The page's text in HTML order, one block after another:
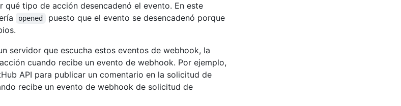
qué tipo de acción desencadenó el evento. En este
opened
puesto que el evento se desencadenó porque
servidor que escucha estos eventos de webhook, la
cuando recibe un evento de webhook. Por ejemplo,
API para publicar un comentario en la solicitud de
recibe un evento de webhook de solicitud de